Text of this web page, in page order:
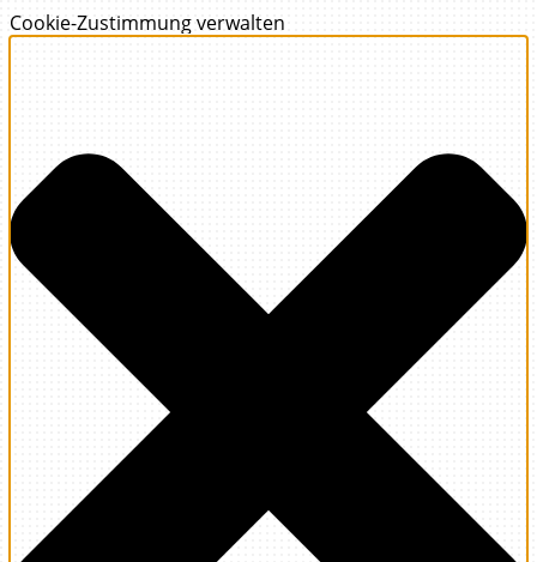
Cookie-Zustimmung verwalten